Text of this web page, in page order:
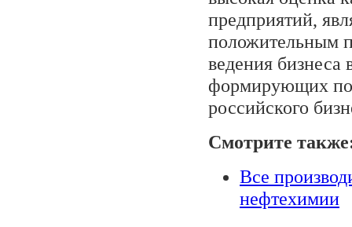
предприятий,
положительным
ведения бизнеса
формирующих
российского
Смотрите
Все
нефтехимии